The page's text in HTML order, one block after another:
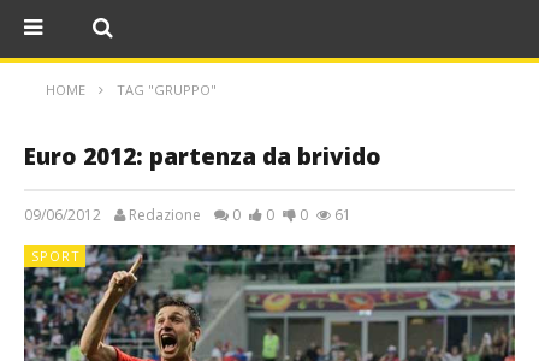
HOME TAG "GRUPPO"
Euro 2012: partenza da brivido
09/06/2012 Redazione 0 0 0 61
SPORT